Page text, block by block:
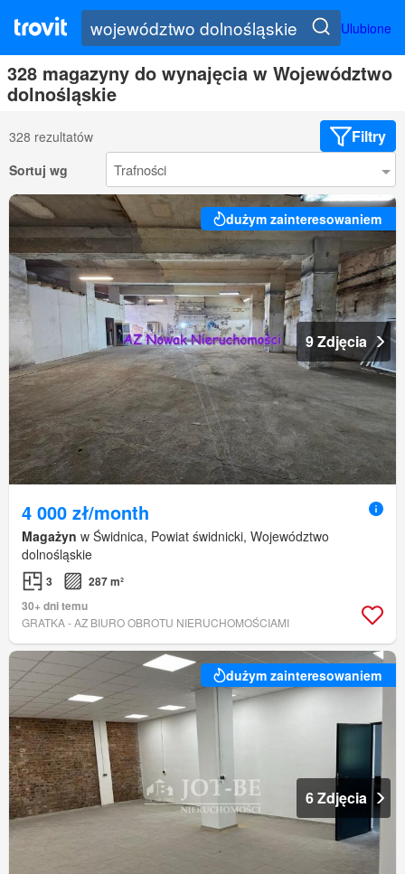
Ulubione
328 magazyny do wynajęcia w Województwo
dolnośląskie
328 rezultatów Filtry
Sortuj wg
dużym zainteresowaniem
9 Zdjęcia
4 000 zł/month
Magażyn w Świdnica, Powiat świdnicki, Województwo
dolnośląskie
3
287 m²
30+ dni temu
GRATKA - AZ BIURO OBROTU NIERUCHOMOŚCIAMI
dużym zainteresowaniem
6 Zdjęcia